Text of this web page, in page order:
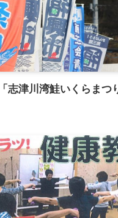
津川湾鮭いくらまつ